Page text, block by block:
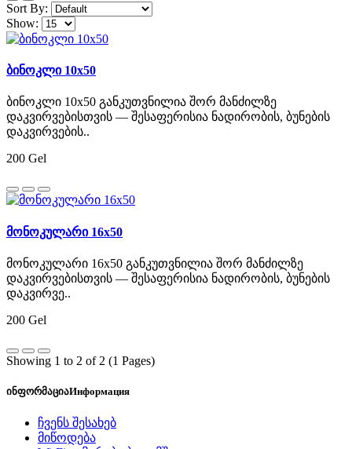
Sort By:
Show:
ბინოკლი 10x50
ბინოკლი 10x50 განკუთვნილია შორ მანძილზე
დაკვირვებისთვის — შესაფერისია ნადირობის, ბუნების
დაკვირვების..
200 Gel
მონოკულარი 16x50
მონოკულარი 16x50 განკუთვნილია შორ მანძილზე
დაკვირვებისთვის — შესაფერისია ნადირობის, ბუნების
დაკვირვე..
200 Gel
Showing 1 to 2 of 2 (1 Pages)
ინფორმაციაИнформация
ჩვენს შესახებ
მიწოდება